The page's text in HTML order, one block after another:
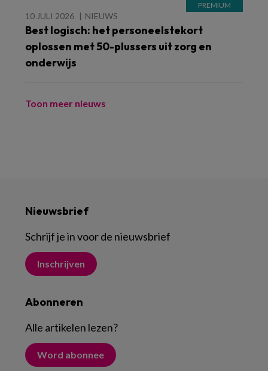
10 JULI 2026 NIEUWS
Best logisch: het personeelstekort
oplossen met 50-plussers uit zorg en
onderwijs
Toon meer nieuws
Nieuwsbrief
Schrijf je in voor de nieuwsbrief
Inschrijven
Abonneren
Alle artikelen lezen?
Word abonnee